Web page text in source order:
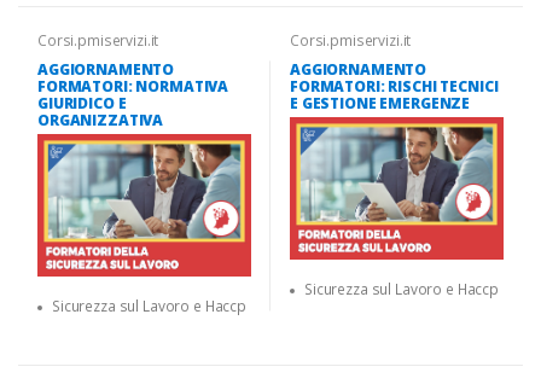
Corsi.pmiservizi.it
AGGIORNAMENTO
FORMATORI: NORMATIVA
GIURIDICO E
ORGANIZZATIVA
Sicurezza sul Lavoro e Haccp
Corsi.pmiservizi.it
AGGIORNAMENTO
FORMATORI: RISCHI TECNICI
E GESTIONE EMERGENZE
Sicurezza sul Lavoro e Haccp